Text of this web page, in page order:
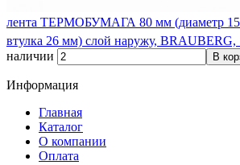
лента ТЕРМОБУМАГА 80 мм (диаметр
втулка 26 мм) слой наружу, BRAUBERG,
наличии
В
Информация
Главная
Каталог
О компании
Оплата